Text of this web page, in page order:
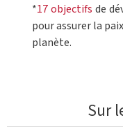
*17 objectifs de
pour assurer la
planète.
Sur